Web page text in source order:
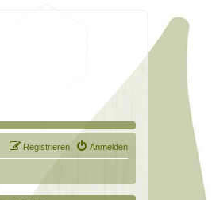
Anmelden
Registrieren